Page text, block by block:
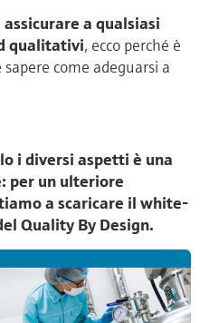
assicurare a qualsiasi
qualitativi, ecco perché è
come adeguarsi a
i diversi aspetti è una
per un ulteriore
a scaricare il white-
Quality By Design.